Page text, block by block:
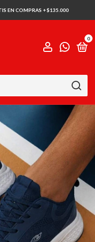
EN COMPRAS + $135.000
0